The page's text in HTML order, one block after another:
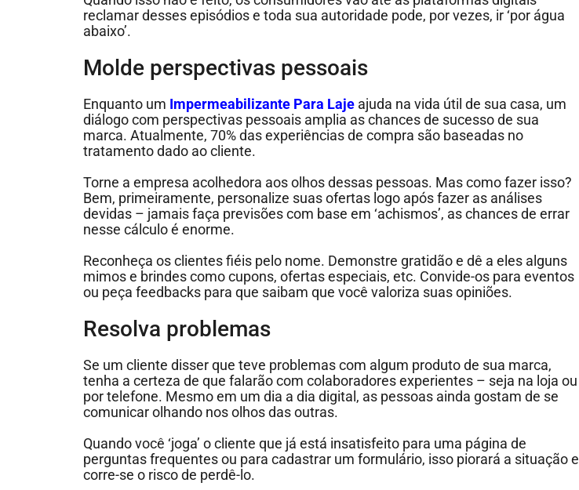
reclamar desses episódios e toda sua autoridade pode, por vezes, ir ‘por água
abaixo’.
Molde perspectivas pessoais
Enquanto um Impermeabilizante Para Laje ajuda na vida útil de sua casa, um
diálogo com perspectivas pessoais amplia as chances de sucesso de sua
marca. Atualmente, 70% das experiências de compra são baseadas no
tratamento dado ao cliente.
Torne a empresa acolhedora aos olhos dessas pessoas. Mas como fazer isso?
Bem, primeiramente, personalize suas ofertas logo após fazer as análises
devidas – jamais faça previsões com base em ‘achismos’, as chances de errar
nesse cálculo é enorme.
Reconheça os clientes fiéis pelo nome. Demonstre gratidão e dê a eles alguns
mimos e brindes como cupons, ofertas especiais, etc. Convide-os para eventos
ou peça feedbacks para que saibam que você valoriza suas opiniões.
Resolva problemas
Se um cliente disser que teve problemas com algum produto de sua marca,
tenha a certeza de que falarão com colaboradores experientes – seja na loja ou
por telefone. Mesmo em um dia a dia digital, as pessoas ainda gostam de se
comunicar olhando nos olhos das outras.
Quando você ‘joga’ o cliente que já está insatisfeito para uma página de
perguntas frequentes ou para cadastrar um formulário, isso piorará a situação e
corre-se o risco de perdê-lo.